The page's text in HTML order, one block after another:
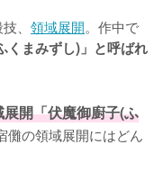
、 領域展開。作中で
くまみずし)」と呼ばれ
開「伏魔御廚子(ふ
儺の領域展開にはどん